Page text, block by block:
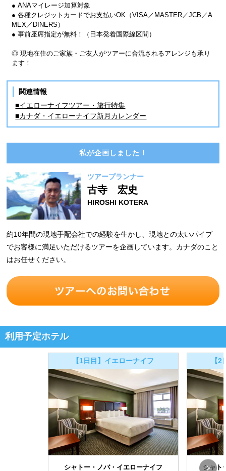
● ANAマイレージ加算対象
● 各種クレジットカードでお支払いOK（VISA／MASTER／JCB／A
MEX／DINERS）
● 事前座席指定が無料！（日本発着国際線区間）
◎ 現地在住のご家族・ご友人がツアーに合流されるアレンジも承り
ます！
関連情報
■イエローナイフツアー・旅行特集
■カナダ・イエローナイフ新月カレンダー
私が企画しました！
ツアープランナー
古寺 宏史
HIROSHI KOTERA
約10年間の現地手配会社での経験を生かし、現地との太いパイプ
でお客様に満足いただけるツアーを企画しています。カナダのこと
はお任せください。
利用予定ホテル
【1日目】イエローナイフ
シャトー・ノバ・イエローナイフ
【
シャト